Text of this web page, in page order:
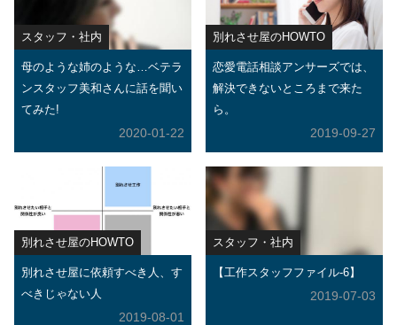
スタッフ・社内
母のような姉のような…ベテラ
ンスタッフ美和さんに話を聞い
てみた!
2020-01-22
別れさせ屋のHOWTO
恋愛電話相談アンサーズでは、
解決できないところまで来た
ら。
2019-09-27
別れさせ屋のHOWTO
別れさせ屋に依頼すべき人、す
べきじゃない人
2019-08-01
スタッフ・社内
【工作スタッフファイル-6】
2019-07-03